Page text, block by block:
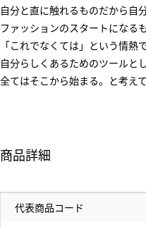
自分と直に触れるものだから自
ファッションのスタートになる
「これでなくては」という情熱
自分らしくあるためのツールと
全てはそこから始まる。と考えて
商品詳細
代表商品コード